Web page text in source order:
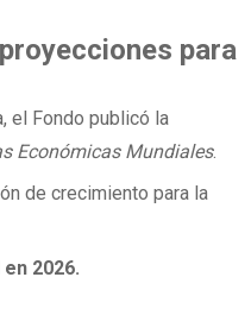
para
el Fondo publicó la
Económicas Mundiales.
de crecimiento para la
2026.